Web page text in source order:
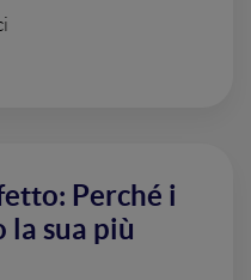
Perché i
sua più